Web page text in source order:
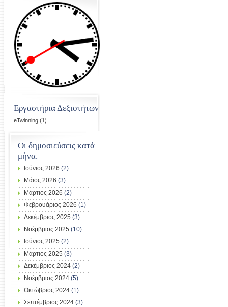
Οι δημοσιεύσεις κατά
μήνα.
Ιούνιος 2026 (2)
Μάιος 2026 (3)
Μάρτιος 2026 (2)
Φεβρουάριος 2026 (1)
Δεκέμβριος 2025 (3)
Νοέμβριος 2025 (10)
Ιούνιος 2025 (2)
Μάρτιος 2025 (3)
Δεκέμβριος 2024 (2)
Νοέμβριος 2024 (5)
Οκτώβριος 2024 (1)
Σεπτέμβριος 2024 (3)
Εργαστήρια Δεξιοτήτων
eTwinning (1)